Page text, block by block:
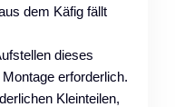
dem Käfig fällt
dieses
erforderlich.
Kleinteilen,